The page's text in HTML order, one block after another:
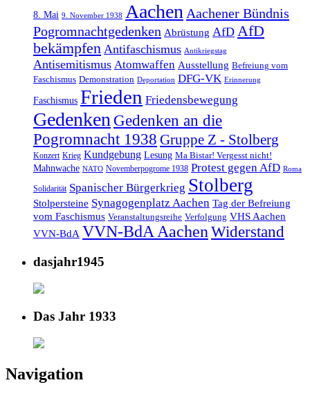
8. Mai 9. November 1938 Aachen Aachener Bündnis
Pogromnachtgedenken Abrüstung AfD AfD
bekämpfen Antifaschismus Antikriegstag
Antisemitismus Atomwaffen Ausstellung Befreiung vom
Faschismus Demonstration Deportation DFG-VK Erinnerung
Faschismus Frieden Friedensbewegung
Gedenken Gedenken an die
Pogromnacht 1938 Gruppe Z - Stolberg
Konzert Krieg Kundgebung Lesung Ma Bistar! Vergesst nicht!
Mahnwache NATO Novemberpogrome 1938 Protest gegen AfD Roma
Solidarität Spanischer Bürgerkrieg Stolberg
Stolpersteine Synagogenplatz Aachen Tag der Befreiung
vom Faschismus Veranstaltungsreihe Verfolgung VHS Aachen
VVN-BdA VVN-BdA AachenWiderstand
dasjahr1945
Das Jahr 1933
Navigation